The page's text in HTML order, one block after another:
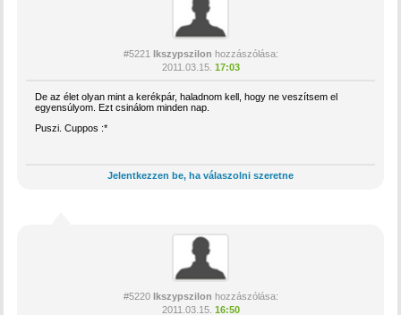
#5221 Ikszypszilon hozzászólása:
2011.03.15. 17:03
De az élet olyan mint a kerékpár, haladnom kell, hogy ne veszítsem el
egyensúlyom. Ezt csinálom minden nap.
Puszi. Cuppos :*
Jelentkezzen be, ha válaszolni szeretne
#5220 Ikszypszilon hozzászólása:
2011.03.15. 16:50